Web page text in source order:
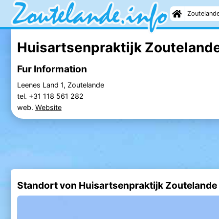
Huisartsenpraktijk
Fur Information
Leenes Land 1, Zoutelande
tel. +31 118 561 282
web. Website
Standort von Huisartsenpraktijk Zoutelande